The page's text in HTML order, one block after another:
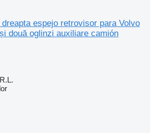
espejo retrovisor para Volvo
două oglinzi auxiliare camión